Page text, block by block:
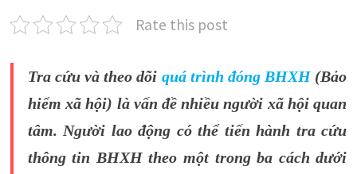
Rate this post
Tra cứu và theo dõi quá trình đóng BHXH (Bảo
hiểm xã hội) là vấn đề nhiều người xã hội quan
tâm. Người lao động có thể tiến hành tra cứu
thông tin BHXH theo một trong ba cách dưới